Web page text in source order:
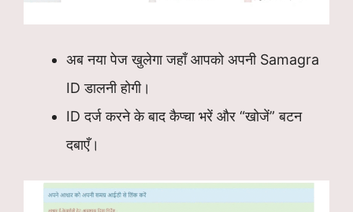
अब नया पेज खुलेगा जहाँ आपको अपनी Samagra
ID डालनी होगी।
ID दर्ज करने के बाद कैप्चा भरें और “खोजें” बटन
दबाएँ।